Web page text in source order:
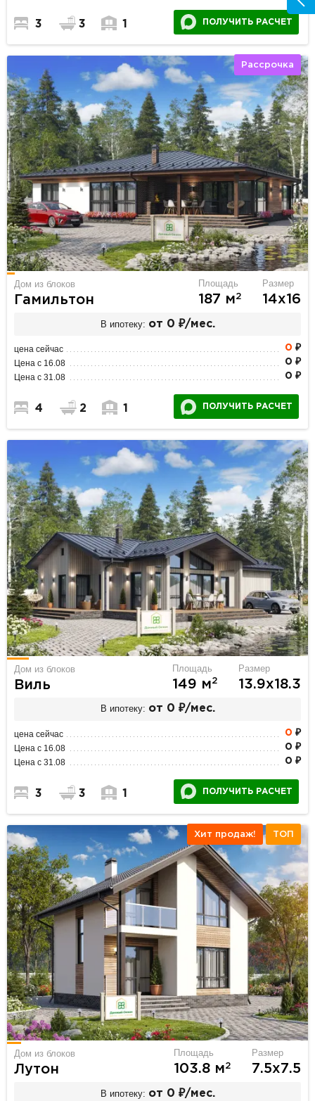
3 3 1 ПОЛУЧИТЬ РАСЧЕТ
Рассрочка
Дом из блоков
Гамильтон
Площадь
187 м2
Размер
14х16
В ипотеку: от 0 ₽/мес.
цена сейчас 0 ₽
Цена с 16.08 0 ₽
Цена с 31.08 0 ₽
4 2 1 ПОЛУЧИТЬ РАСЧЕТ
Дом из блоков
Виль
Площадь
149 м2
Размер
13.9х18.3
В ипотеку: от 0 ₽/мес.
цена сейчас 0 ₽
Цена с 16.08 0 ₽
Цена с 31.08 0 ₽
3 3 1 ПОЛУЧИТЬ РАСЧЕТ
Хит продаж! ТОП
Дом из блоков
Лутон
Площадь
103.8 м2
Размер
7.5х7.5
В ипотеку: от 0 ₽/мес.